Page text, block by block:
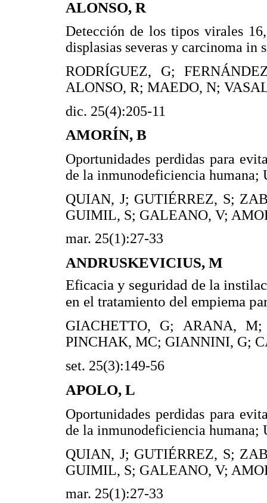
ALONSO, R
Detección de los tipos virales
displasias severas y carcinoma in
RODRÍGUEZ, G;
ALONSO, R; MAEDO, N;
dic. 25(4):205-11
AMORÍN, B
Oportunidades perdidas para
de la inmunodeficiencia humana;
QUIAN, J; GUTIÉRREZ, S;
GUIMIL, S; GALEANO, V;
mar. 25(1):27-33
ANDRUSKEVICIUS, M
Eficacia y seguridad de la
en el tratamiento del empiema
GIACHETTO, G; ARANA,
PINCHAK, MC; GIANNINI, G;
set. 25(3):149-56
APOLO, L
Oportunidades perdidas para
de la inmunodeficiencia humana;
QUIAN, J; GUTIÉRREZ, S;
GUIMIL, S; GALEANO, V;
mar. 25(1):27-33